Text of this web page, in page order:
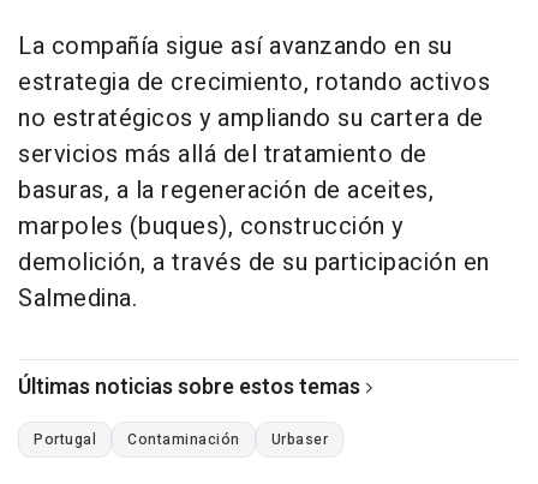
La compañía sigue así avanzando en su
estrategia de crecimiento, rotando activos
no estratégicos y ampliando su cartera de
servicios más allá del tratamiento de
basuras, a la regeneración de aceites,
marpoles (buques), construcción y
demolición, a través de su participación en
Salmedina.
Últimas noticias sobre estos temas
Portugal Contaminación Urbaser